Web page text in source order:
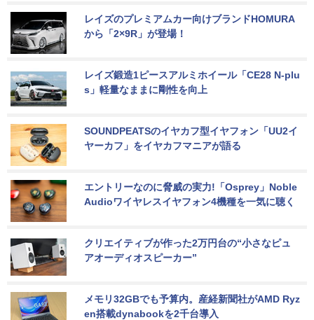
レイズのプレミアムカー向けブランドHOMURA
から「2×9R」が登場！
レイズ鍛造1ピースアルミホイール「CE28 N-plu
s」軽量なままに剛性を向上
SOUNDPEATSのイヤカフ型イヤフォン「UU2イ
ヤーカフ」をイヤカフマニアが語る
エントリーなのに脅威の実力!「Osprey」Noble
Audioワイヤレスイヤフォン4機種を一気に聴く
クリエイティブが作った2万円台の“小さなピュ
アオーディオスピーカー”
メモリ32GBでも予算内。産経新聞社がAMD Ryz
en搭載dynabookを2千台導入